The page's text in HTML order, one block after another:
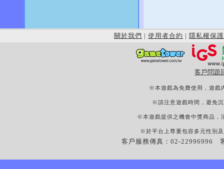
關於我們 | 使用者合約 | 隱私權保護
客戶問題
※本遊戲為免費使用，遊戲
※請注意遊戲時間，避免
※本遊戲提供之機會中獎商品，
※於平台上尊重包容多元性別
客戶服務傳真：02-22996996